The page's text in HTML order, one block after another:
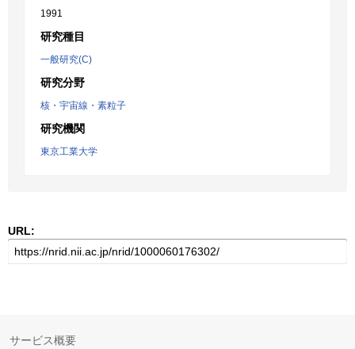
1991
研究種目
一般研究(C)
研究分野
核・宇宙線・素粒子
研究機関
東京工業大学
URL:
サービス概要